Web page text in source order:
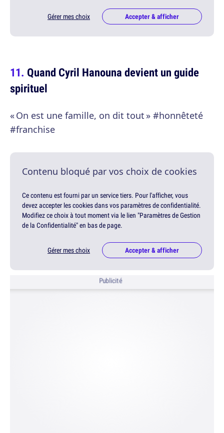
Gérer mes choix Accepter & afficher
Quand Cyril Hanouna devient un guide
spirituel
« On est une famille, on dit tout » #honnêteté
#franchise
Contenu bloqué par vos choix de cookies
Ce contenu est fourni par un service tiers. Pour l'afficher, vous
devez accepter les cookies dans vos paramètres de confidentialité.
Modifiez ce choix à tout moment via le lien "Paramètres de Gestion
de la Confidentialité" en bas de page.
Gérer mes choix Accepter & afficher
Publicité